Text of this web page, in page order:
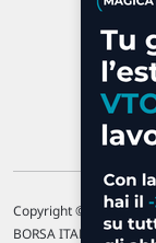
Copyright © 1996-2026
BORSA ITALIANA